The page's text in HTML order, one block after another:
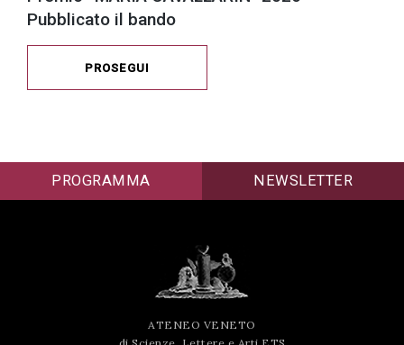
Pubblicato il bando
PROSEGUI
PROGRAMMA NEWSLETTER
ATENEO VENETO